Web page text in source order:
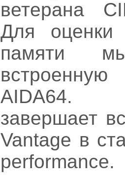
ветерана
Для оценки
памяти
AIDA64.
завершает
Vantage в
performance.